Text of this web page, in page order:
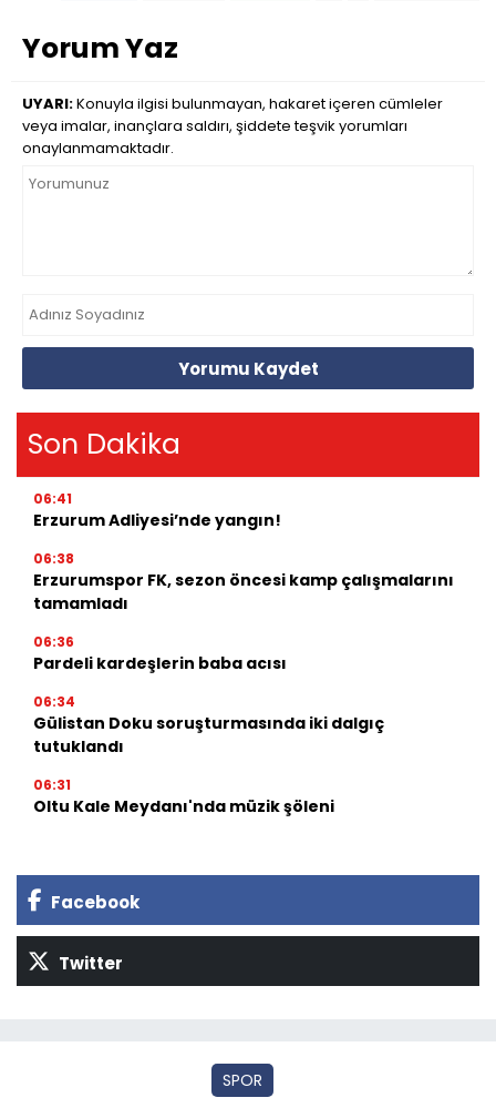
Yorum Yaz
UYARI:Konuyla ilgisi bulunmayan, hakaret içeren cümleler
veya imalar, inançlara saldırı, şiddete teşvik yorumları
onaylanmamaktadır.
Yorumu Kaydet
Son Dakika
06:41
Erzurum Adliyesi’nde yangın!
06:38
Erzurumspor FK, sezon öncesi kamp çalışmalarını
tamamladı
06:36
Pardeli kardeşlerin baba acısı
06:34
Gülistan Doku soruşturmasında iki dalgıç
tutuklandı
06:31
Oltu Kale Meydanı'nda müzik şöleni
Facebook
Twitter
SPOR